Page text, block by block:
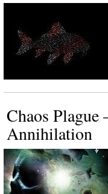
Chaos Plague
Annihilation